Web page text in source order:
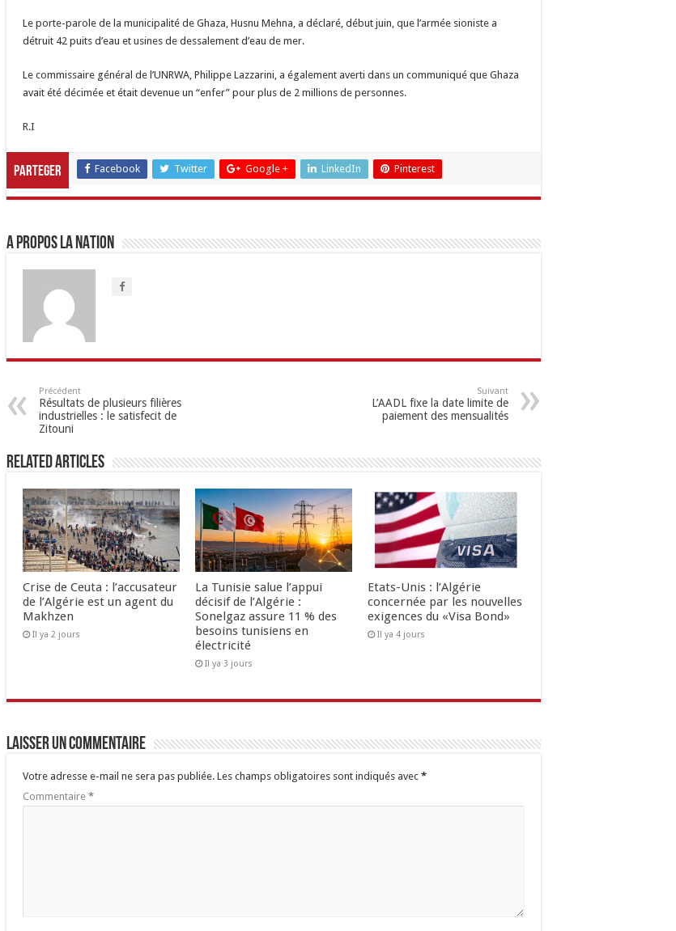
Le porte-parole de la municipalité de Ghaza, Husnu Mehna, a déclaré, début juin, que l’armée sioniste a
détruit 42 puits d’eau et usines de dessalement d’eau de mer.
Le commissaire général de l’UNRWA, Philippe Lazzarini, a également averti dans un communiqué que Ghaza
avait été décimée et était devenue un “enfer” pour plus de 2 millions de personnes.
R.I
Parteger Facebook Twitter Google + LinkedIn Pinterest
A propos LA NATION
Précédent
Résultats de plusieurs filières
industrielles : le satisfecit de
Zitouni
Suivant
L’AADL fixe la date limite de
paiement des mensualités
Related Articles
Crise de Ceuta : l’accusateur
de l’Algérie est un agent du
Makhzen
Il ya 2 jours
La Tunisie salue l’appui
décisif de l’Algérie :
Sonelgaz assure 11 % des
besoins tunisiens en
électricité
Il ya 3 jours
Etats-Unis : l’Algérie
concernée par les nouvelles
exigences du «Visa Bond»
Il ya 4 jours
Laisser un commentaire
Votre adresse e-mail ne sera pas publiée. Les champs obligatoires sont indiqués avec *
Commentaire *